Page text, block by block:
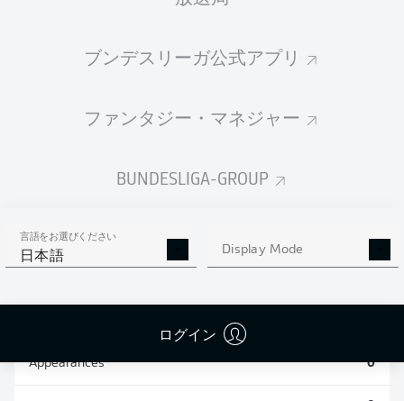
ブンデスリーガ公式アプリ
ファンタジー・マネジャー
BUNDESLIGA-GROUP
言語をお選びください
日本語 Display Mode
ログイン
統計 シーズン 2026/2027
SHOTS SAVED OWN-GOALS
Appearances 0